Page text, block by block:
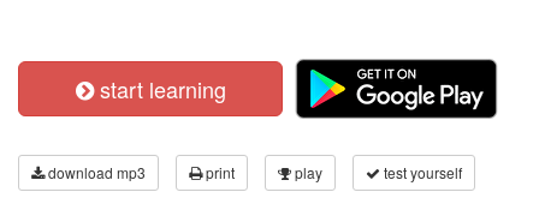
start learning
download mp3 print play test yourself